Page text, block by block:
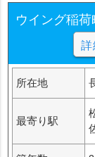
ウイング稲荷
詳
所在地
最寄り駅